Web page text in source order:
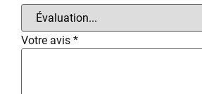
Votre avis *